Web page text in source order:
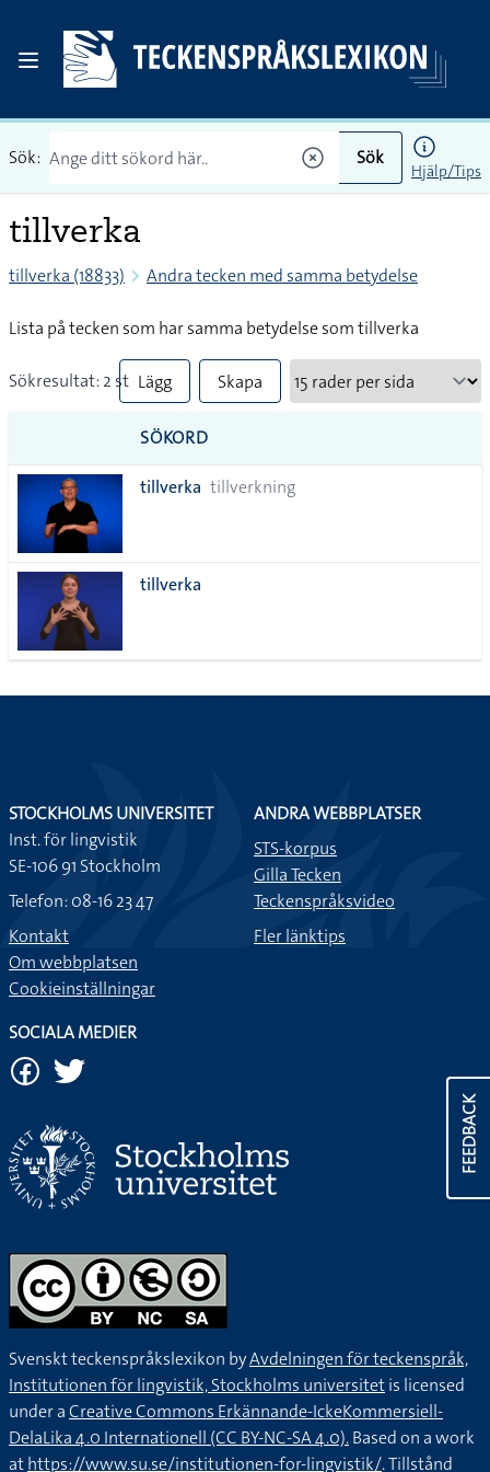
Sök: Sök
Hjälp/Tips
tillverka
tillverka (18833) Andra tecken med samma betydelse
Lista på tecken som har samma betydelse som tillverka
Sökresultat: 2 st Lägg
till
alla i
Skapa
SÖKORD
tillverka tillverkning
tillverka
FEEDBACK
STOCKHOLMS UNIVERSITET
Inst. för lingvistik
SE-106 91 Stockholm
Telefon: 08-16 23 47
Kontakt
Om webbplatsen
Cookieinställningar
ANDRA WEBBPLATSER
STS-korpus
Gilla Tecken
Teckenspråksvideo
Fler länktips
SOCIALA MEDIER
Svenskt teckenspråkslexikon byAvdelningen för teckenspråk,
Institutionen för lingvistik, Stockholms universitetis licensed
under aCreative Commons Erkännande-IckeKommersiell-
DelaLika 4.0 Internationell (CC BY-NC-SA 4.0).Based on a work
athttps://www.su.se/institutionen-for-lingvistik/. Tillstånd